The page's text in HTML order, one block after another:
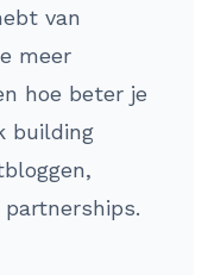
van
meer
hoe beter je
building